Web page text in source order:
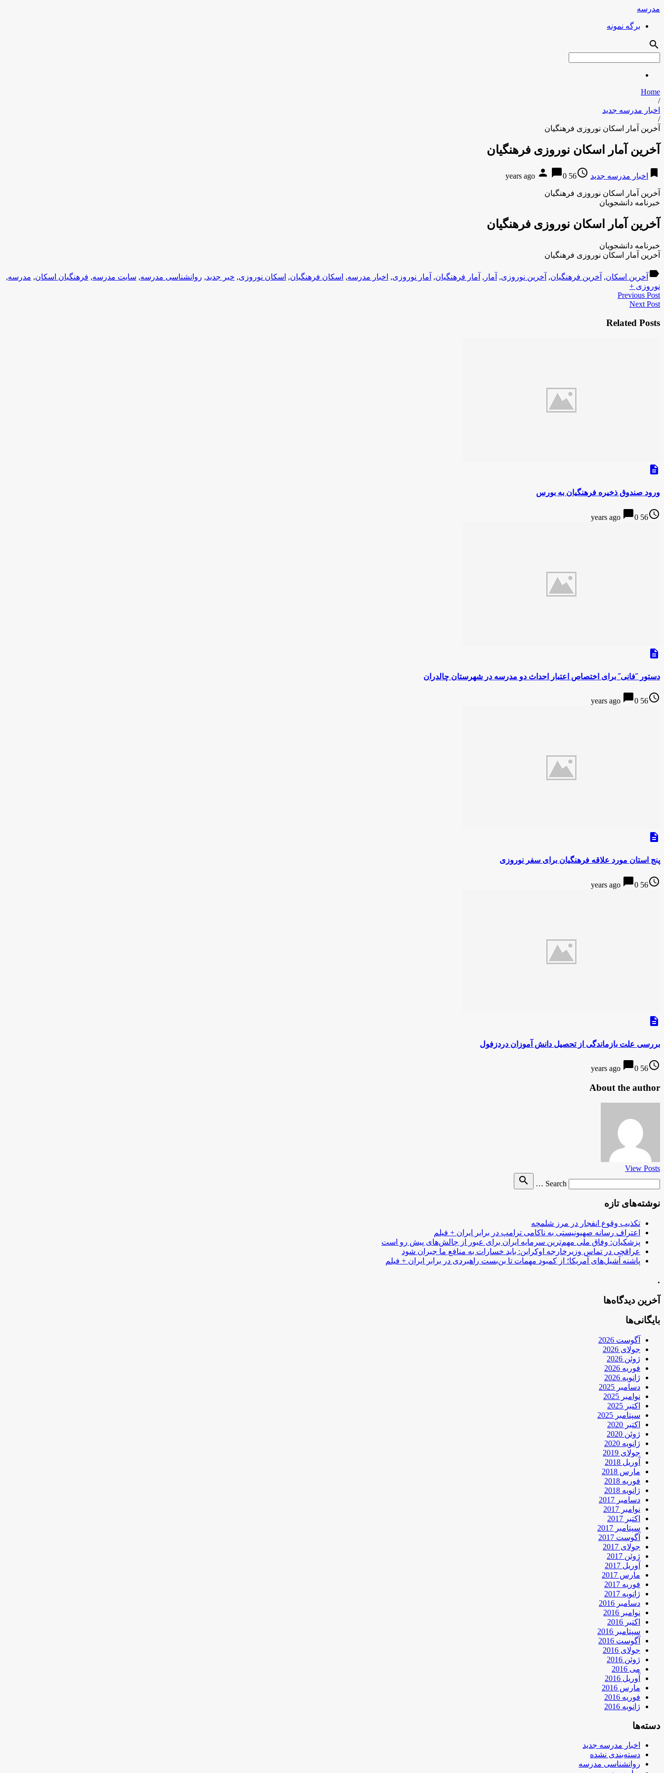
مدرسه
برگه نمونه
search
Home
/
اخبار مدرسه جدید
/
آخرین آمار اسکان نوروزی فرهنگیان
آخرین آمار اسکان نوروزی فرهنگیان
bookmark اخبار مدرسه جدید access_time
56 years ago
person chat_bubble0
آخرین آمار اسکان نوروزی فرهنگیان
خبرنامه دانشجویان
آخرین آمار اسکان نوروزی فرهنگیان
خبرنامه دانشجویان
آخرین آمار اسکان نوروزی فرهنگیان
label آخرین اسکان, آخرین فرهنگیان, آخرین نوروزی, آمار , آمار فرهنگیان, آمار نوروزی, اخبار مدرسه, اسکان فرهنگیان, اسکان نوروزی, خبر جدید, روانشناسی مدرسه, سایت مدرسه, فرهنگیان اسکان, مدرسه,
نوروزی +
Previous Post
Next Post
Related Posts
description
ورود صندوق ذخیره فرهنگیان به بورس
access_time
56 years ago
chat_bubble0
description
دستور ˝فانی˝ برای اختصاص اعتبار احداث دو مدرسه در شهرستان چالدران
access_time
56 years ago
chat_bubble0
description
پنج استان مورد علاقه فرهنگیان برای سفر نوروزی
access_time
56 years ago
chat_bubble0
description
بررسی علت بازماندگی از تحصیل دانش آموزان دردزفول
access_time
56 years ago
chat_bubble0
About the author
View Posts
Search …
search
نوشته‌های تازه
تکذیب وقوع انفجار در مرز شلمچه
اعتراف رسانه صهیونیستی به ناکامی ترامپ در برابر ایران + فیلم
پزشکیان: وفاق ملی مهم‌ترین سرمایه ایران برای عبور از چالش‌های پیش رو است
عراقچی در تماس وزیرخارجه اوکراین: باید خسارات به منافع ما جبران شود
پاشنه آشیل‌های آمریکا؛ از کمبود مهمات تا بن‌بست راهبردی در برابر ایران + فیلم
.
آخرین دیدگاه‌ها
بایگانی‌ها
آگوست 2026
جولای 2026
ژوئن 2026
فوریه 2026
ژانویه 2026
دسامبر 2025
نوامبر 2025
اکتبر 2025
سپتامبر 2025
اکتبر 2020
ژوئن 2020
ژانویه 2020
جولای 2019
آوریل 2018
مارس 2018
فوریه 2018
ژانویه 2018
دسامبر 2017
نوامبر 2017
اکتبر 2017
سپتامبر 2017
آگوست 2017
جولای 2017
ژوئن 2017
آوریل 2017
مارس 2017
فوریه 2017
ژانویه 2017
دسامبر 2016
نوامبر 2016
اکتبر 2016
سپتامبر 2016
آگوست 2016
جولای 2016
ژوئن 2016
می 2016
آوریل 2016
مارس 2016
فوریه 2016
ژانویه 2016
دسته‌ها
اخبار مدرسه جدید
دسته‌بندی نشده
روانشناسی مدرسه